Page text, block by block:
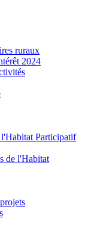
ruraux
2024
Participatif
de l'Habitat